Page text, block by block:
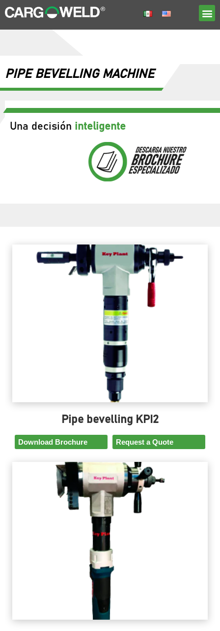
PIPE BEVELLING MACHINE
Una decisión inteligente
Pipe bevelling KPI2
Download Brochure Request a Quote